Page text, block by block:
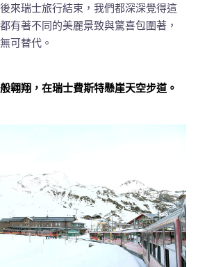
來瑞士旅行結束，我們都深深覺得這
有著不同的美麗景致與驚喜包圍著，
可替代。
翱翔，在瑞士費斯特懸崖天空步道。